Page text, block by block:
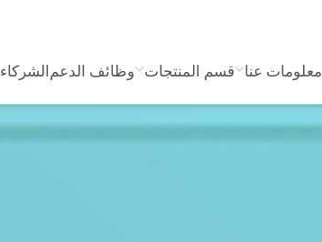
معلومات عنا قسم المنتجات وظائف الدعمالشركاء